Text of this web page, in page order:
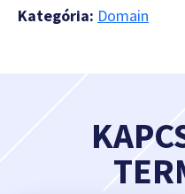
Kategória: Domain